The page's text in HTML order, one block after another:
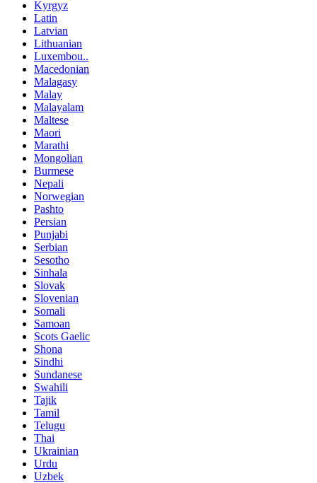
Kyrgyz
Latin
Latvian
Lithuanian
Luxembou..
Macedonian
Malagasy
Malay
Malayalam
Maltese
Maori
Marathi
Mongolian
Burmese
Nepali
Norwegian
Pashto
Persian
Punjabi
Serbian
Sesotho
Sinhala
Slovak
Slovenian
Somali
Samoan
Scots Gaelic
Shona
Sindhi
Sundanese
Swahili
Tajik
Tamil
Telugu
Thai
Ukrainian
Urdu
Uzbek